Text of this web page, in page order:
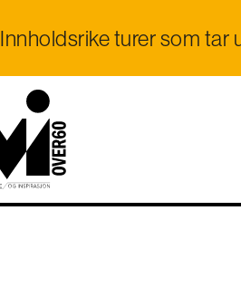
Innholdsrike turer som